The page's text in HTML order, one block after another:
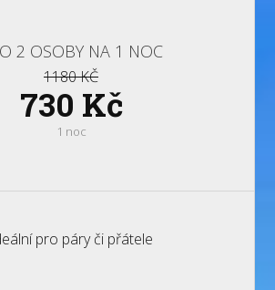
2 OSOBY NA 1 NOC
1180 KČ
730 Kč
1 noc
pro páry či přátele